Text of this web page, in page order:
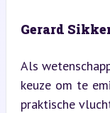
Gerard
Als
keuze om te
praktische